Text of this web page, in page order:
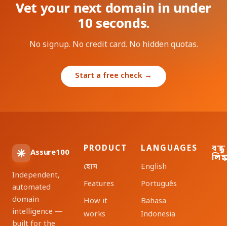
Vet your next domain in under
10 seconds.
No signup. No credit card. No hidden quotas.
Start a free check →
Assure100
Independent,
automated
domain
intelligence —
PRODUCT
হোম
Features
How it
works
LANGUAGES
English
Português
Bahasa
Indonesia
বন্ধু